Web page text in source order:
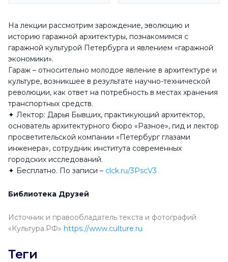
На лекции рассмотрим зарождение, эволюцию и
историю гаражной архитектуры, познакомимся с
гаражной культурой Петербурга и явлением «гаражной
экономики».
Гараж – относительно молодое явление в архитектуре и
культуре, возникшее в результате научно-технической
революции, как ответ на потребность в местах хранения
транспортных средств.
✦ Лектор: Дарья Бывших, практикующий архитектор,
основатель архитектурного бюро «Разное», гид и лектор
просветительской компании «Петербург глазами
инженера», сотрудник института современных
городских исследований.
✦ Бесплатно. По записи – clck.ru/3PscV3
Библиотека Друзей
Источник и правообладатель текста и фотографий
«Культура.РФ» https://www.culture.ru
Теги